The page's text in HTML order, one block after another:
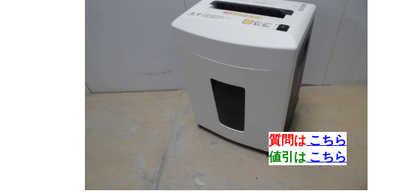
質問は こちら
値引は こちら